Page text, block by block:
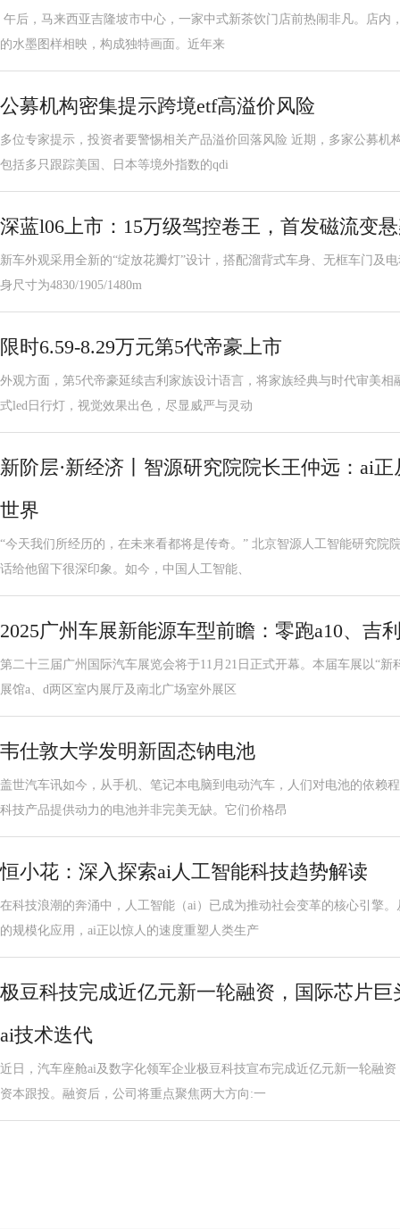
午后，马来西亚吉隆坡市中心，一家中式新茶饮门店前热闹非凡。店内
的水墨图样相映，构成独特画面。近年来
公募机构密集提示跨境etf高溢价风险
多位专家提示，投资者要警惕相关产品溢价回落风险 近期，多家公募机
包括多只跟踪美国、日本等境外指数的qdi
深蓝l06上市：15万级驾控卷王，首发磁流变
新车外观采用全新的“绽放花瓣灯”设计，搭配溜背式车身、无框车门及
身尺寸为4830/1905/1480m
限时6.59-8.29万元第5代帝豪上市
外观方面，第5代帝豪延续吉利家族设计语言，将家族经典与时代审美相
式led日行灯，视觉效果出色，尽显威严与灵动
新阶层·新经济丨智源研究院院长王仲远：ai
世界
“今天我们所经历的，在未来看都将是传奇。” 北京智源人工智能研究院
话给他留下很深印象。如今，中国人工智能、
2025广州车展新能源车型前瞻：零跑a10、吉
第二十三届广州国际汽车展览会将于11月21日正式开幕。本届车展以“新
展馆a、d两区室内展厅及南北广场室外展区
韦仕敦大学发明新固态钠电池
盖世汽车讯如今，从手机、笔记本电脑到电动汽车，人们对电池的依赖
科技产品提供动力的电池并非完美无缺。它们价格昂
恒小花：深入探索ai人工智能科技趋势解读
在科技浪潮的奔涌中，人工智能（ai）已成为推动社会变革的核心引擎
的规模化应用，ai正以惊人的速度重塑人类生产
极豆科技完成近亿元新一轮融资，国际芯片
ai技术迭代
近日，汽车座舱ai及数字化领军企业极豆科技宣布完成近亿元新一轮融
资本跟投。融资后，公司将重点聚焦两大方向:一